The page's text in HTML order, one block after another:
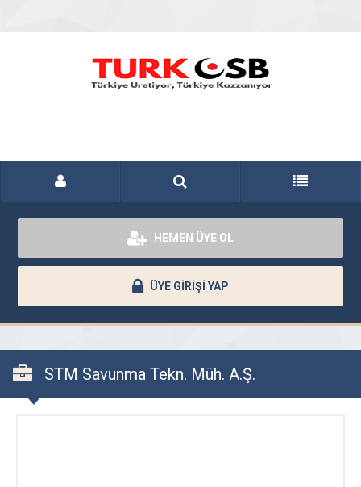
HEMEN ÜYE OL
ÜYE GİRİŞİ YAP
STM Savunma Tekn. Müh. A.Ş.